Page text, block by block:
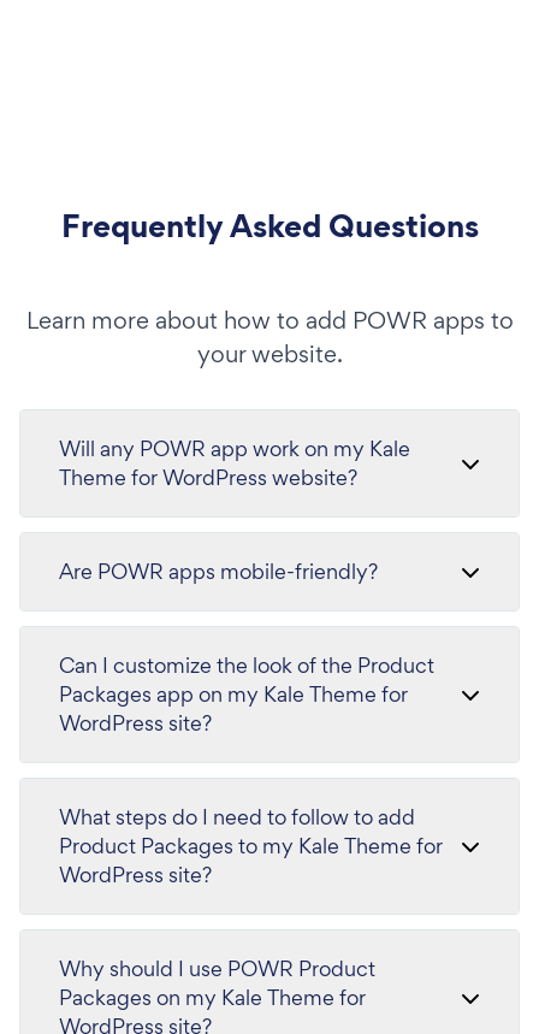
Frequently Asked Questions
Learn more about how to add POWR apps to
your website.
Will any POWR app work on my Kale
Theme for WordPress website?
Are POWR apps mobile-friendly?
Can I customize the look of the Product
Packages app on my Kale Theme for
WordPress site?
What steps do I need to follow to add
Product Packages to my Kale Theme for
WordPress site?
Why should I use POWR Product
Packages on my Kale Theme for
WordPress site?